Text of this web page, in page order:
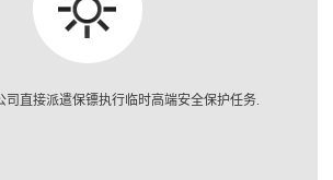
司直接派遣保镖执行临时高端安全保护任务.